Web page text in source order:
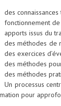
des
fonctionnement
apports issus du
des méthodes de
des exercices
des méthodes
des méthodes
Un processus
pour